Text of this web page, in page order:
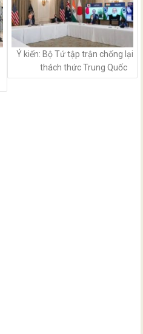
Ý kiến: Bộ Tứ tập trận chống lại
thách thức Trung Quốc